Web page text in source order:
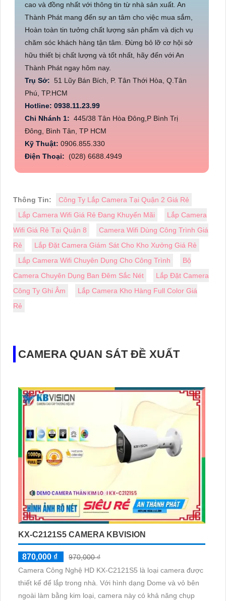
cao và đồng nhất với thông tin từ nhà sản xuất. An
Thành Phát mang đến sự an tâm cho việc mua sắm,
Hoàn toàn tin tưởng chất lượng sản phẩm và dịch vụ
chăm sóc khách hàng tận tâm. Đừng bỏ lỡ cơ hội sở
hữu thiết bị chất lượng và tốt nhất, hãy đến với An
Thành Phát ngay hôm nay.
Trụ Sở: 51 Lũy Bán Bích, P. Tân Thới Hòa, Q.Tân
Phú, TP.HCM
Hotline: 0938.11.23.99
Chi Nhánh 1: 445/38 Tân Hòa Đông,P Bình Trị
Đông, Bình Tân, TP HCM
Kỹ Thuật: 0906.855.330
Điện Thoại: (028) 6688.4949
Thông Tin:
Công Ty Lắp Camera Tại Quận 2 Giá Rẻ
Lắp Camera Wifi Giá Rẻ Đang Khuyến Mãi
Lắp Camera
Wifi Giá Rẻ Tại Quận 8
Camera Wifi Dùng Công Trình Giá
Rẻ
Lắp Đặt Camera Giám Sát Cho Kho Xưởng Giá Rẻ
Lắp Camera Wifi Chuyên Dụng Cho Công Trình
Bộ
Camera Chuyên Dụng Ban Đêm Sắc Nét
Lắp Đặt Camera
Công Ty Ghi Âm
Lắp Camera Kho Hàng Full Color Giá
Rẻ
CAMERA QUAN SÁT ĐỀ XUẤT
KX-C2121S5 CAMERA KBVISION
870,000 ₫
970,000 ₫
Camera Công Nghệ HD KX-C2121S5 là loại camera được
thiết kế để lắp trong nhà. Với hình dạng Dome và vỏ bên
ngoài làm bằng kim loại, camera này có khả năng chụp